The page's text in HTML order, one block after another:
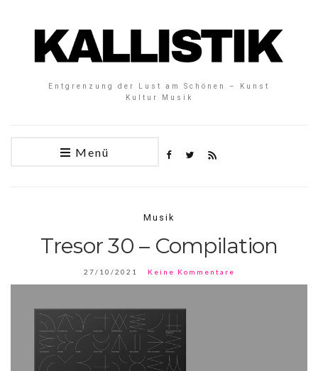
Entgrenzung der Lust am Schönen – Kunst
Kultur Musik
Menü
Musik
Tresor 30 – Compilation
27/10/2021 Keine Kommentare